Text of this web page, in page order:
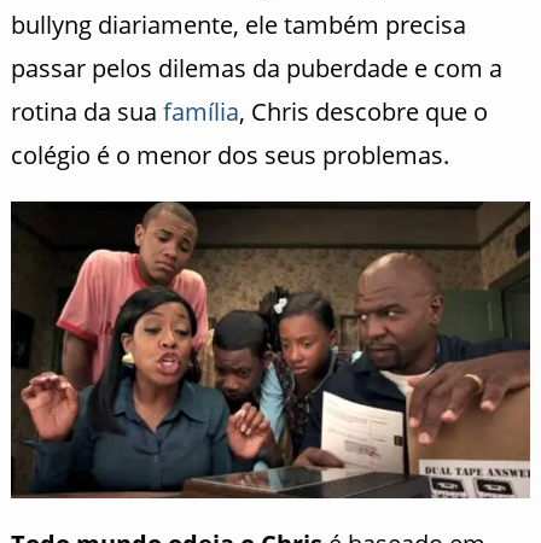
bullyng diariamente, ele também precisa
passar pelos dilemas da puberdade e com a
rotina da sua família, Chris descobre que o
colégio é o menor dos seus problemas.